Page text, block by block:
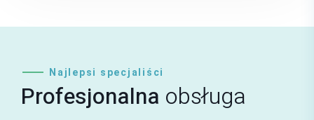
Najlepsi specjaliści
Profesjonalna obsługa